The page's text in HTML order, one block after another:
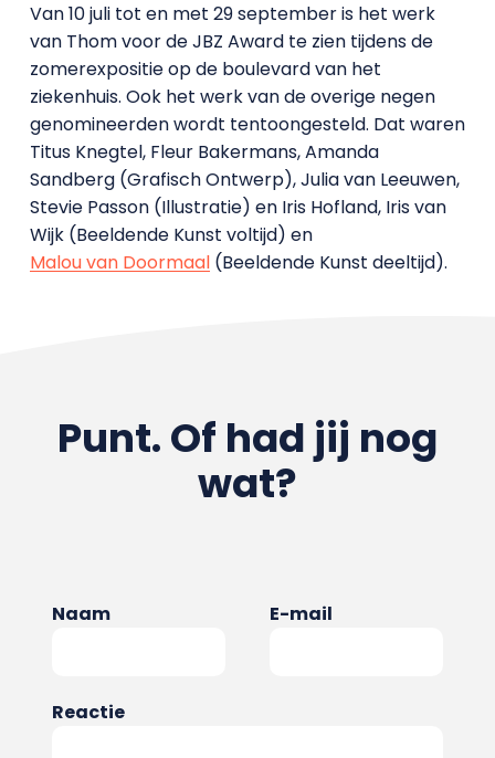
Van 10 juli tot en met 29 september is het werk
van Thom voor de JBZ Award te zien tijdens de
zomerexpositie op de boulevard van het
ziekenhuis. Ook het werk van de overige negen
genomineerden wordt tentoongesteld. Dat waren
Titus Knegtel, Fleur Bakermans, Amanda
Sandberg (Grafisch Ontwerp), Julia van Leeuwen,
Stevie Passon (Illustratie) en Iris Hofland, Iris van
Wijk (Beeldende Kunst voltijd) en
Malou van Doormaal(Beeldende Kunst deeltijd).
Punt. Of had jij nog
wat?
Naam E-mail
Reactie